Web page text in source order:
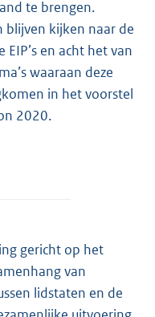
te brengen.
blijven kijken naar de
en acht het van
waaraan deze
in het voorstel
2020.
gericht op het
van
lidstaten en de